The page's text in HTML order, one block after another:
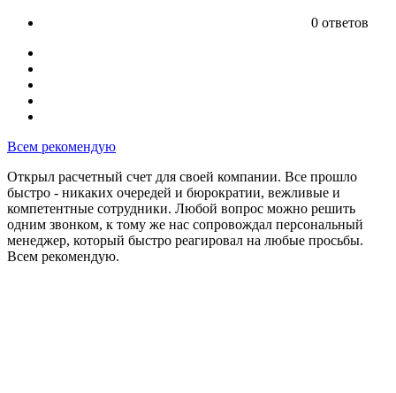
0 ответов
Всем рекомендую
Открыл расчетный счет для своей компании. Все прошло
быстро - никаких очередей и бюрократии, вежливые и
компетентные сотрудники. Любой вопрос можно решить
одним звонком, к тому же нас сопровождал персональный
менеджер, который быстро реагировал на любые просьбы.
Всем рекомендую.